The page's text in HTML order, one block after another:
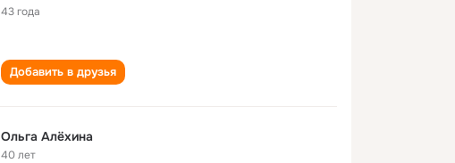
43 года
Добавить в друзья
Ольга Алёхина
40 лет